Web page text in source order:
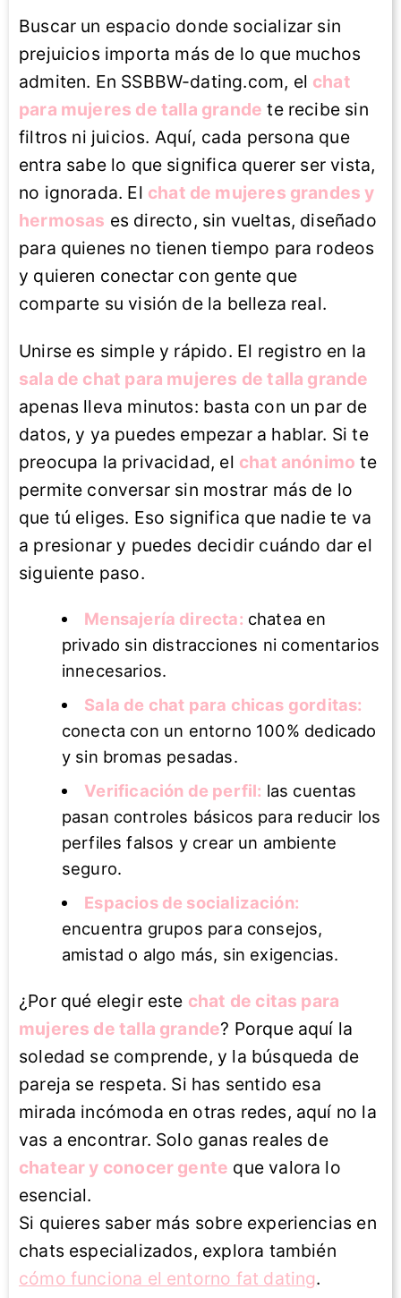
Buscar un espacio donde socializar sin
prejuicios importa más de lo que muchos
admiten. En SSBBW-dating.com, el chat
para mujeres de talla grande te recibe sin
filtros ni juicios. Aquí, cada persona que
entra sabe lo que significa querer ser vista,
no ignorada. El chat de mujeres grandes y
hermosas es directo, sin vueltas, diseñado
para quienes no tienen tiempo para rodeos
y quieren conectar con gente que
comparte su visión de la belleza real.
Unirse es simple y rápido. El registro en la
sala de chat para mujeres de talla grande
apenas lleva minutos: basta con un par de
datos, y ya puedes empezar a hablar. Si te
preocupa la privacidad, el chat anónimo te
permite conversar sin mostrar más de lo
que tú eliges. Eso significa que nadie te va
a presionar y puedes decidir cuándo dar el
siguiente paso.
Mensajería directa: chatea en
privado sin distracciones ni comentarios
innecesarios.
Sala de chat para chicas gorditas:
conecta con un entorno 100% dedicado
y sin bromas pesadas.
Verificación de perfil: las cuentas
pasan controles básicos para reducir los
perfiles falsos y crear un ambiente
seguro.
Espacios de socialización:
encuentra grupos para consejos,
amistad o algo más, sin exigencias.
¿Por qué elegir este chat de citas para
mujeres de talla grande? Porque aquí la
soledad se comprende, y la búsqueda de
pareja se respeta. Si has sentido esa
mirada incómoda en otras redes, aquí no la
vas a encontrar. Solo ganas reales de
chatear y conocer gente que valora lo
esencial.
Si quieres saber más sobre experiencias en
chats especializados, explora también
cómo funciona el entorno fat dating.